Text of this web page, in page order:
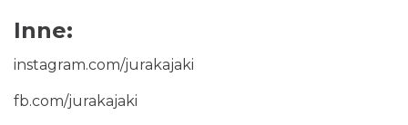
Inne:
instagram.com/jurakajaki
fb.com/jurakajaki